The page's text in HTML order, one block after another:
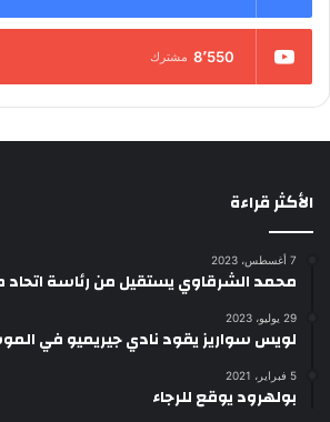
8٬550 مشترك
الأكثر قراءة
7 أغسطس، 2023
محمد الشرقاوي يستقيل من رئاسة اتحاد
29 يوليو، 2023
لويس سواريز يقود نادي جيريميو في
5 فبراير، 2021
بولهرود يوقع للرجاء